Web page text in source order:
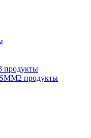
продукты
2 продукты